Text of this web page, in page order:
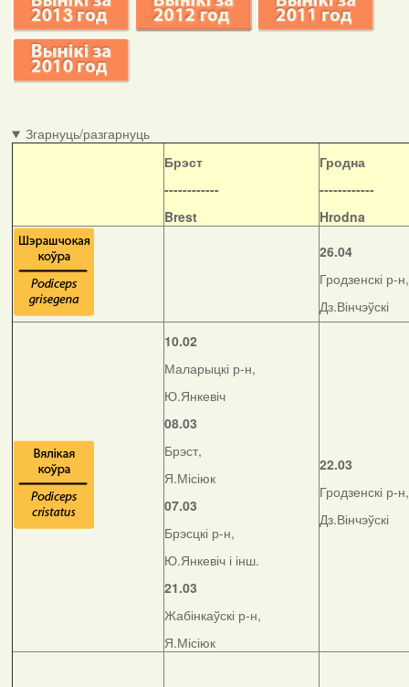
Згарнуць/разгарнуць
Брэст
------------
Brest
Гродна
------------
Hrodna
26.04
Гродзенскі р-н,
Дз.Вінчэўскі
10.02
Маларыцкі р-н,
Ю.Янкевіч
08.03
Брэст,
Я.Місіюк
07.03
Брэсцкі р-н,
Ю.Янкевіч і інш.
21.03
Жабінкаўскі р-н,
Я.Місіюк
22.03
Гродзенскі р-н,
Дз.Вінчэўскі